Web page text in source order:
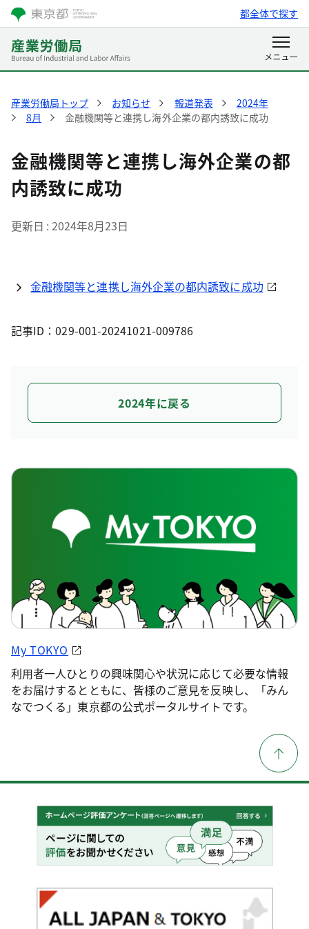
都全体で探す
産業労働局トップ お知らせ 報道発表
2024年
8月
金融機関等と連携し海外企業の都内誘致に成功
金融機関等と連携し海外企業の都
内誘致に成功
更新日 2024年8月23日
金融機関等と連携し海外企業の都内誘致に成功
記事ID：029-001-20241021-009786
2024年に戻る
My TOKYO
利用者一人ひとりの興味関心や状況に応じて必要な情報
をお届けするとともに、皆様のご意見を反映し、「みん
なでつくる」東京都の公式ポータルサイトです。